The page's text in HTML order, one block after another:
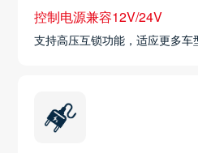
控制电源兼容12V/24V
支持高压互锁功能，适应更多车